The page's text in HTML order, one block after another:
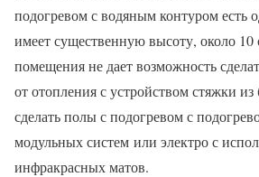
подогревом с водяным контуром есть
имеет существенную высоту, около 10
помещения не дает возможность
от отопления с устройством стяжки
сделать полы с подогревом с
модульных систем или электро с
инфракрасных матов.